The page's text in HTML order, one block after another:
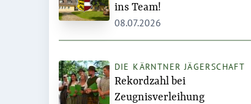
ins Team!
08.07.2026
DIE KÄRNTNER JÄGERSCHAFT
Rekordzahl bei
Zeugnisverleihung